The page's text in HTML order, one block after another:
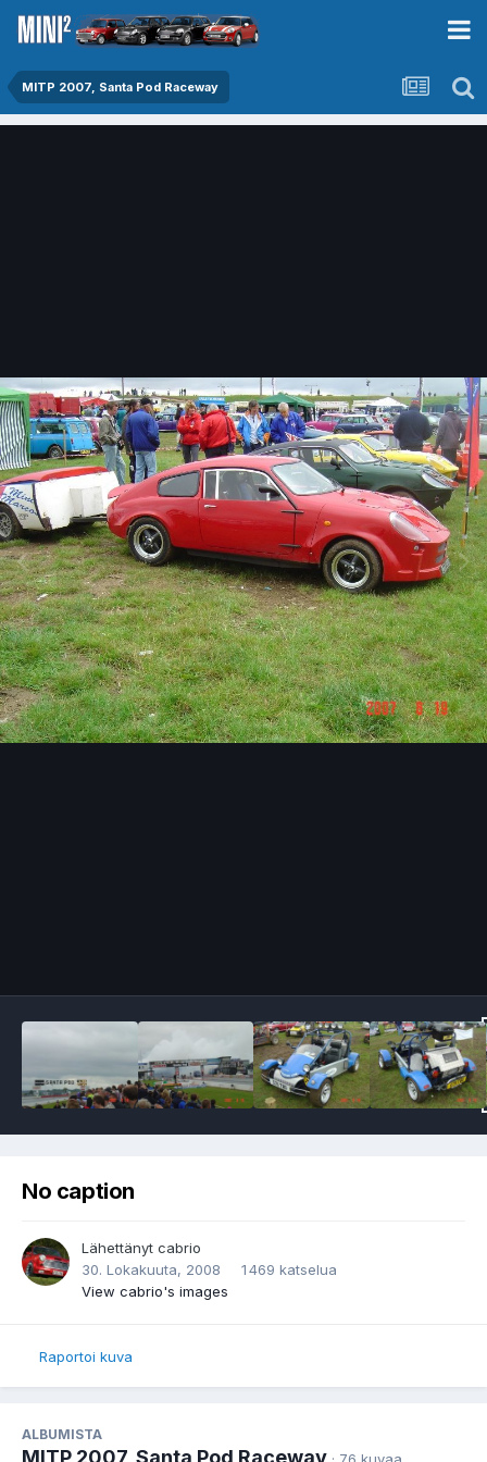
MITP 2007, Santa Pod Raceway
No caption
Lähettänyt cabrio
30. Lokakuuta, 2008
1 469 katselua
View cabrio's images
Raportoi kuva
ALBUMISTA
MITP 2007, Santa Pod Raceway